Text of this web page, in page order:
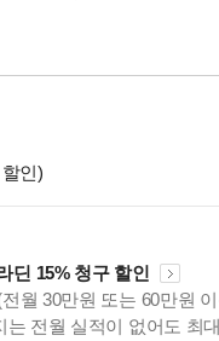
인)
딘 15% 청구 할인
월 30만원 또는 60만원
전월 실적이 없어도 최대